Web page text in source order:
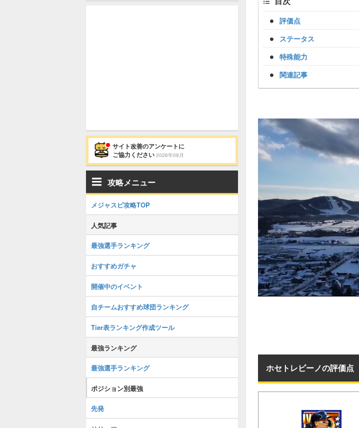
評価点
ステータス
特殊能力
関連記事
ホセトレビーノの評価点
サイト改善のアンケートに
ご協力ください 2026年08月
攻略メニュー
メジャスピ攻略TOP
人気記事
最強選手ランキング
おすすめガチャ
開催中のイベント
自チームおすすめ球団ランキング
Tier表ランキング作成ツール
最強ランキング
最強選手ランキング
ポジション別最強
先発